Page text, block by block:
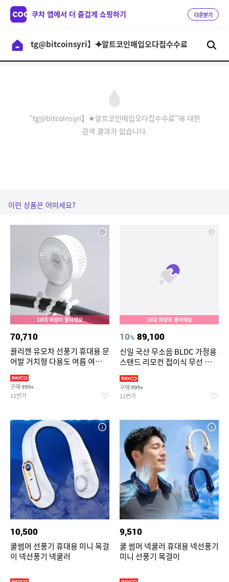
쿠차 앱에서 더 즐겁게 쇼핑하기 다운받기
"tg@bitcoinsyri】⯌알트코인매입오다집수수료"에 대한
검색 결과가 없습니다.
이런 상품은 어떠세요?
10대 여성이 좋아해요
70,710
끌리젠 유모차 선풍기 휴대용 문
어발 거치형 다용도 여름 여행용
구매 999+
11번가
10대 여성이 좋아해요
10% 89,100
신일 국산 무소음 BLDC 가정용
스탠드 리모컨 접이식 무선 선풍
구매 999+
11번가
10,500
쿨썸머 선풍기 휴대용 미니 목걸
이 넥선풍기 넥쿨러
9,510
쿨 썸머 넥쿨러 휴대용 넥선풍기
미니 선풍기 목걸이